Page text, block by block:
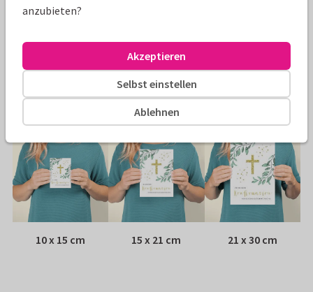
Papiersorte:
Umschlag: Weißer Fensterumschlag
Rückseite der Karte
10 x 15 cm 15 x 21 cm 21 x 30 cm
anzubieten?
Ablehnen
Selbst einstellen
Akzeptieren